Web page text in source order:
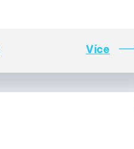
Více